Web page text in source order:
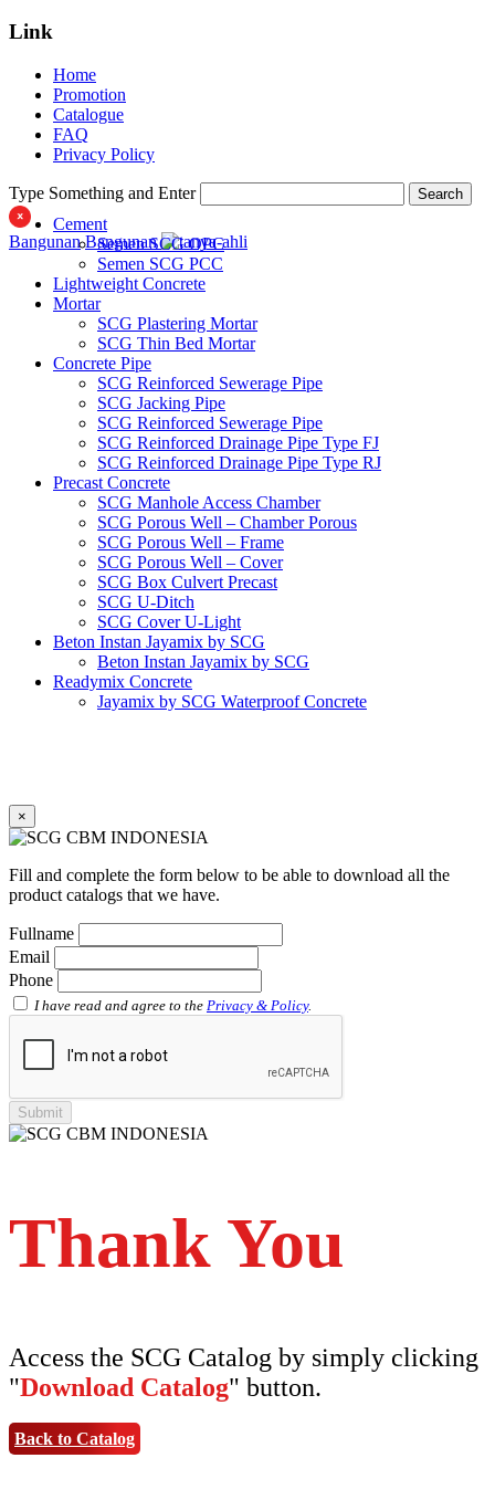
Link
Home
Promotion
Catalogue
FAQ
Privacy Policy
Type Something and Enter Search
Bangunan Bangunan
Cement
Semen SCG OPC
Semen SCG PCC
Lightweight Concrete
Mortar
SCG Plastering Mortar
SCG Thin Bed Mortar
Concrete Pipe
SCG Reinforced Sewerage Pipe
SCG Jacking Pipe
SCG Reinforced Sewerage Pipe
SCG Reinforced Drainage Pipe Type FJ
SCG Reinforced Drainage Pipe Type RJ
Precast Concrete
SCG Manhole Access Chamber
SCG Porous Well – Chamber Porous
SCG Porous Well – Frame
SCG Porous Well – Cover
SCG Box Culvert Precast
SCG U-Ditch
SCG Cover U-Light
Beton Instan Jayamix by SCG
Beton Instan Jayamix by SCG
Readymix Concrete
Jayamix by SCG Waterproof Concrete
Faucet Elbow 90′ with Metal Insert SCG AW
Faucet Tee with Metal Insert SCG AW
Faucet Tee SCG AW
Socket with PVC Flange SCG AW
Shinkolite Shade
Shinkolite Heat Cut
SCG PVC Door
Tipe Polos Warna
Tipe Minimalis
Tipe Bunga
×
Fill and complete the form below to be able to download all the
product catalogs that we have.
Fullname
Email
Phone
I have read and agree to the Privacy & Policy.
Thank You
Access the SCG Catalog by simply clicking
"Download Catalog" button.
Back to Catalog